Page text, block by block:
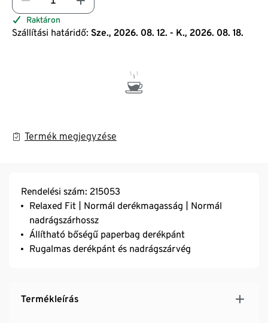
Raktáron
Szállítási határidő: Sze., 2026. 08. 12. - K., 2026. 08. 18.
Termék megjegyzése
Rendelési szám: 215053
Relaxed Fit | Normál derékmagasság | Normál
nadrágszárhossz​
Állítható bőségű paperbag derékpánt
Rugalmas derékpánt és nadrágszárvég
Termékleírás